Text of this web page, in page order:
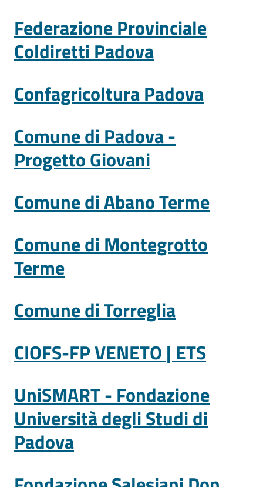
Newsle
Sala
Stampa
su
Federazione Provinciale
Coldiretti Padova
Confagricoltura Padova
Comune di Padova -
Progetto Giovani
Comune di Abano Terme
Comune di Montegrotto
Terme
Comune di Torreglia
CIOFS-FP VENETO | ETS
UniSMART - Fondazione
Università degli Studi di
Padova